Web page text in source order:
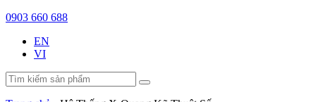
0903 660 688
EN
VI